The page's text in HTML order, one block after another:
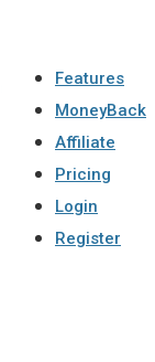
Features
MoneyBack
Affiliate
Pricing
Login
Register